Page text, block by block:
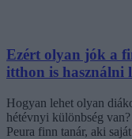
Ezért olyan jók a
itthon is használni
Hogyan lehet olyan
hétévnyi különbség
Peura finn tanár, aki